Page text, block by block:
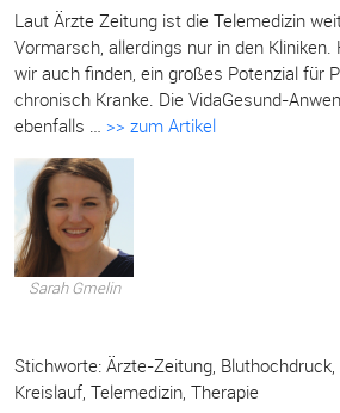
Laut Ärzte Zeitung ist die Telemedizin
Vormarsch, allerdings nur in den
wir auch finden, ein großes Potenzial für
chronisch Kranke. Die VidaGesund-
ebenfalls … >> zum Artikel
Sarah Gmelin
Stichworte: Ärzte-Zeitung, Bluthochdruck,
Kreislauf, Telemedizin, Therapie